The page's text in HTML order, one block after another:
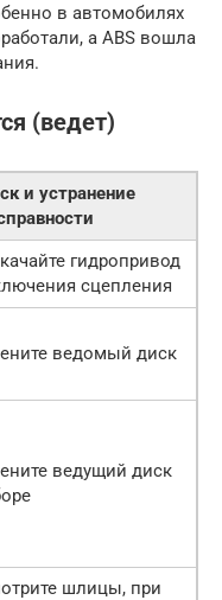
в автомобилях
а ABS вошла
(ведет)
и устранение
гидропривод
сцепления
ведомый диск
ведущий диск
шлицы, при